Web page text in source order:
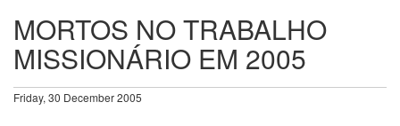
MORTOS NO TRABALHO
MISSIONÁRIO EM 2005
Friday, 30 December 2005